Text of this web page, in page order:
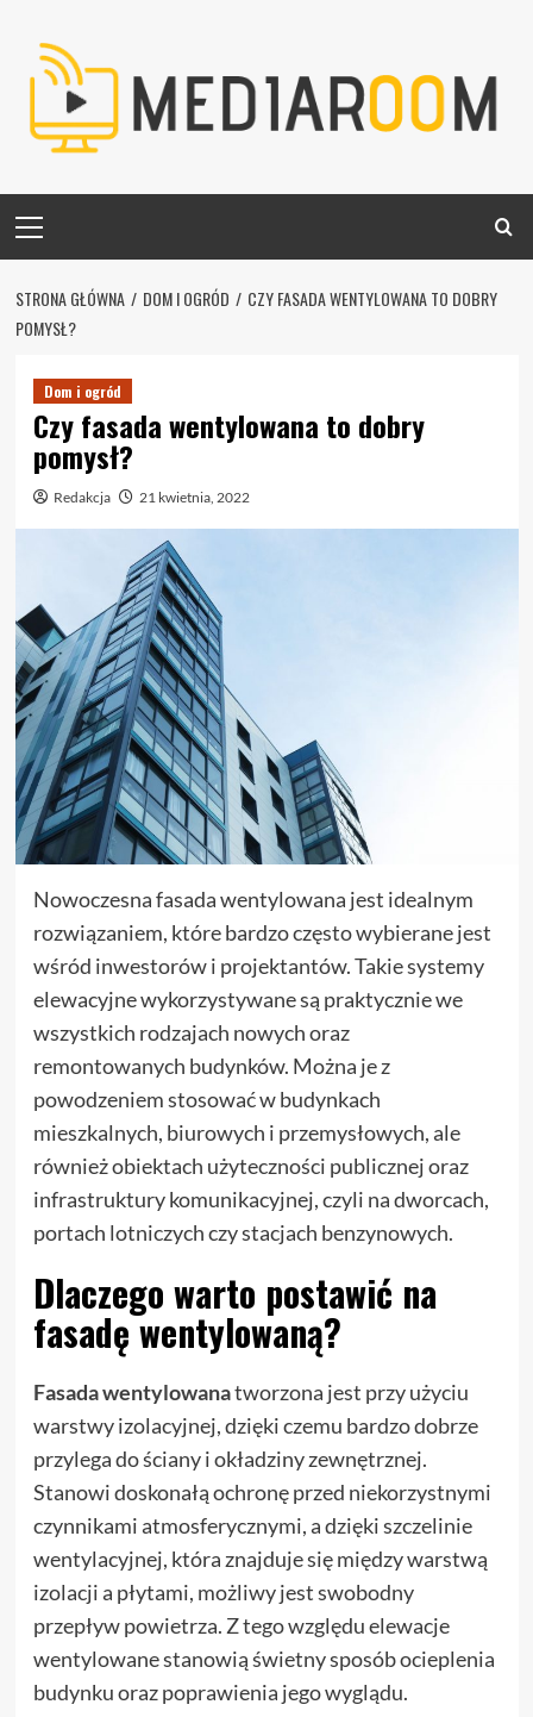
content
Menu
STRONA GŁÓWNA DOM I OGRÓD
CZY FASADA WENTYLOWANA TO DOBRY
POMYSŁ?
Dom i ogród
Czy fasada wentylowana to dobry
pomysł?
Redakcja 21 kwietnia, 2022
Nowoczesna fasada wentylowana jest idealnym
rozwiązaniem, które bardzo często wybierane jest
wśród inwestorów i projektantów. Takie systemy
elewacyjne wykorzystywane są praktycznie we
wszystkich rodzajach nowych oraz
remontowanych budynków. Można je z
powodzeniem stosować w budynkach
mieszkalnych, biurowych i przemysłowych, ale
również obiektach użyteczności publicznej oraz
infrastruktury komunikacyjnej, czyli na dworcach,
portach lotniczych czy stacjach benzynowych.
Dlaczego warto postawić na
fasadę wentylowaną?
Fasada wentylowanatworzona jest przy użyciu
warstwy izolacyjnej, dzięki czemu bardzo dobrze
przylega do ściany i okładziny zewnętrznej.
Stanowi doskonałą ochronę przed niekorzystnymi
czynnikami atmosferycznymi, a dzięki szczelinie
wentylacyjnej, która znajduje się między warstwą
izolacji a płytami, możliwy jest swobodny
przepływ powietrza. Z tego względu elewacje
wentylowane stanowią świetny sposób ocieplenia
budynku oraz poprawienia jego wyglądu.